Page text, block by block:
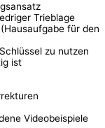
Trieblage
für den
zu nutzen
ist
Videobeispiele